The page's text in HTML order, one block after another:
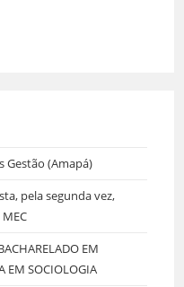
Gestão (Amapá)
pela segunda vez,
EM
EM SOCIOLOGIA